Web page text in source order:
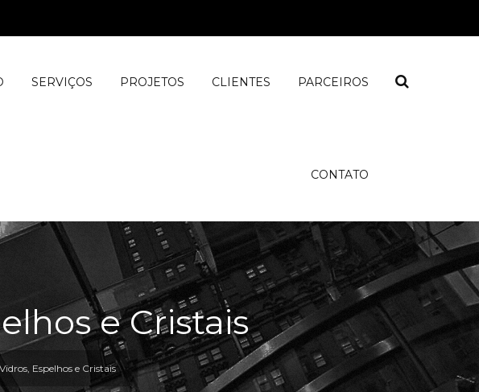
SERVIÇOS PROJETOS CLIENTES PARCEIROS
CONTATO
e Cristais
Espelhos e Cristais